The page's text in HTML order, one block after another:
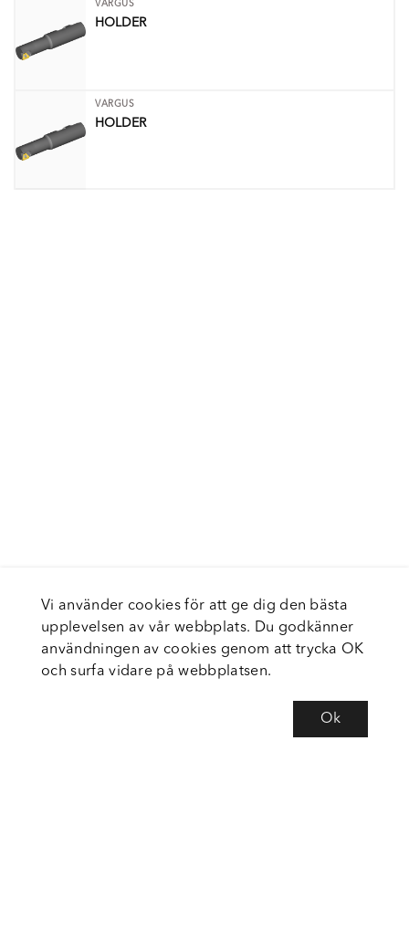
VARGUS
HOLDER
VARGUS
HOLDER
Vi använder cookies för att ge dig den bästa
upplevelsen av vår webbplats. Du godkänner
användningen av cookies genom att trycka OK
och surfa vidare på webbplatsen.
Ok